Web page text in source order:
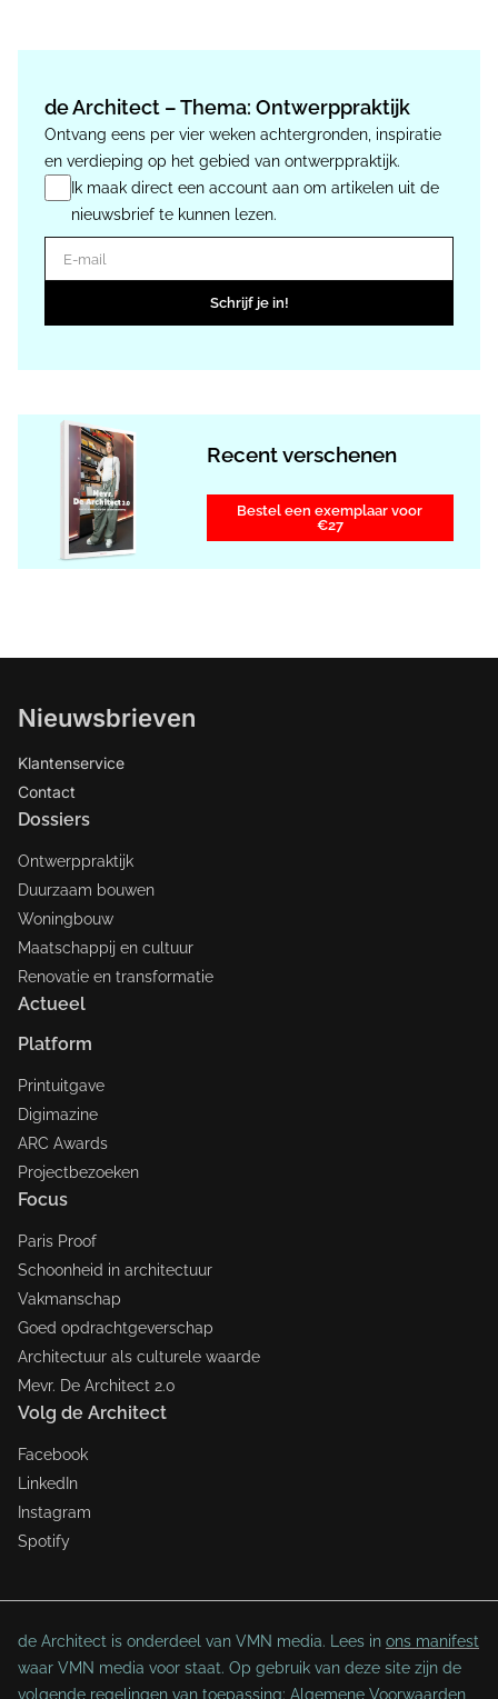
de Architect – Thema: Ontwerppraktijk
Ontvang eens per vier weken achtergronden, inspiratie
en verdieping op het gebied van ontwerppraktijk.
Ik maak direct een account aan om artikelen uit de
nieuwsbrief te kunnen lezen.
Schrijf je in!
Recent verschenen
Bestel een exemplaar voor
€27
Nieuwsbrieven
Klantenservice
Contact
Dossiers
Ontwerppraktijk
Duurzaam bouwen
Woningbouw
Maatschappij en cultuur
Renovatie en transformatie
Actueel
Platform
Printuitgave
Digimazine
ARC Awards
Projectbezoeken
Focus
Paris Proof
Schoonheid in architectuur
Vakmanschap
Goed opdrachtgeverschap
Architectuur als culturele waarde
Mevr. De Architect 2.0
Volg de Architect
Facebook
LinkedIn
Instagram
Spotify
de Architect is onderdeel van VMN media. Lees in ons manifest
waar VMN media voor staat. Op gebruik van deze site zijn de
volgende regelingen van toepassing: Algemene Voorwaarden